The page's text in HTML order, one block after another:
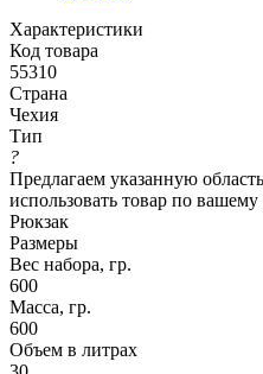
Характеристики
Код товара
55310
Страна
Чехия
Тип
?
Предлагаем указанную
использовать товар по
Рюкзак
Размеры
Вес набора, гр.
600
Масса, гр.
600
Объем в литрах